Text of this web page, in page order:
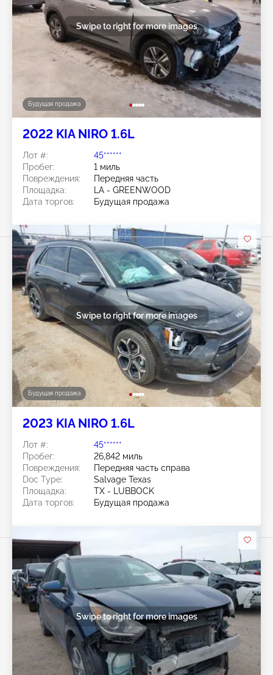
Будущая продажа
Swipe to right for more images
2022 KIA NIRO 1.6L
Лот #:
45******
Пробег:
1 миль
Повреждения:
Передняя часть
Площадка:
LA - GREENWOOD
Дата торгов:
Будущая продажа
Будущая продажа
Swipe to right for more images
2023 KIA NIRO 1.6L
Лот #:
45******
Пробег:
26,842 миль
Повреждения:
Передняя часть справа
Doc Type:
Salvage Texas
Площадка:
TX - LUBBOCK
Дата торгов:
Будущая продажа
Swipe to right for more images